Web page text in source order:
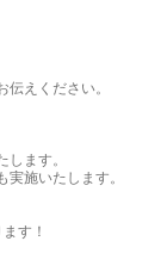
えください。
ます。
施いたします。
す！